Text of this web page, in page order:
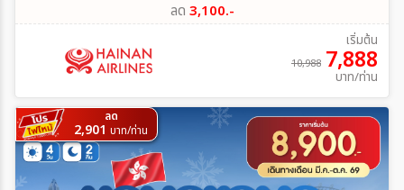
ลด 3,100.-
เริ่มต้น
10,988 7,888
บาท/ท่าน
ลด
2,901 บาท/ท่าน